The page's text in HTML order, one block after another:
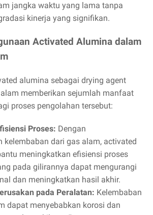
jangka waktu yang lama tanpa
kinerja yang signifikan.
Activated Alumina dalam
alumina sebagai drying agent
memberikan sejumlah manfaat
proses pengolahan tersebut:
Proses: Dengan
kelembaban dari gas alam, activated
meningkatkan efisiensi proses
pada gilirannya dapat mengurangi
dan meningkatkan hasil akhir.
pada Peralatan: Kelembaban
dapat menyebabkan korosi dan